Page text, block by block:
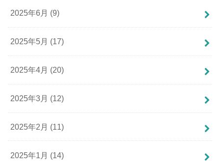
2025年6月 (9)
2025年5月 (17)
2025年4月 (20)
2025年3月 (12)
2025年2月 (11)
2025年1月 (14)